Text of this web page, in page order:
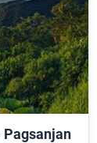
Pagsanjan